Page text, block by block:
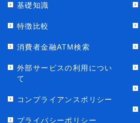
基礎知識
特徴比較
消費者金融ATM検索
外部サービスの利用につい
て
コンプライアンスポリシー
プライバシーポリシー